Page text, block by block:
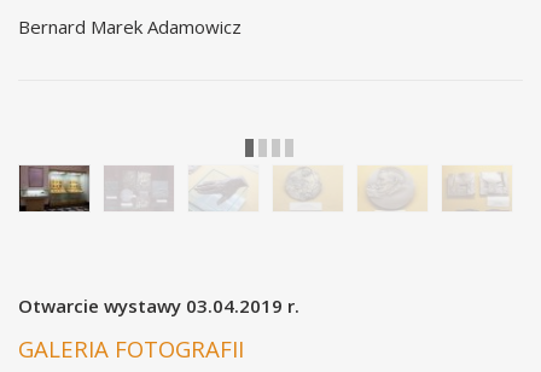
Bernard Marek Adamowicz
Otwarcie wystawy 03.04.2019 r.
GALERIA FOTOGRAFII